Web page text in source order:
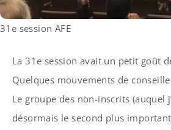
31e session AFE
La 31e session avait un petit goût
Quelques mouvements de
Le groupe des non-inscrits (auquel
désormais le second plus